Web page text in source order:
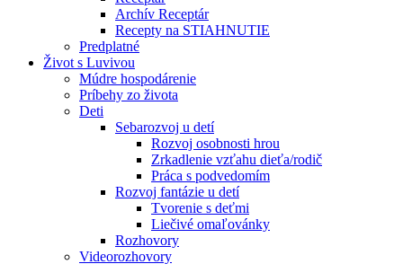
Archív Receptár
Recepty na STIAHNUTIE
Predplatné
Život s Luvivou
Múdre hospodárenie
Príbehy zo života
Deti
Sebarozvoj u detí
Rozvoj osobnosti hrou
Zrkadlenie vzťahu dieťa/rodič
Práca s podvedomím
Rozvoj fantázie u detí
Tvorenie s deťmi
Liečivé omaľovánky
Rozhovory
Videorozhovory